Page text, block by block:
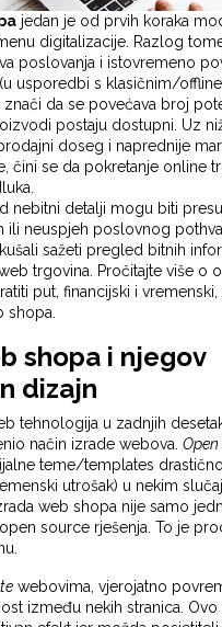
jedan je od prvih koraka
digitalizacije. Razlog
poslovanja i istovremeno
usporedbi s klasičnim/
znači da se povećava broj
postaju dostupni. Uz
doseg i naprednije
čini se da pokretanje online
nebitni detalji mogu biti
ili neuspjeh poslovnog
sažeti pregled bitnih
trgovina. Pročitajte više o
put, financijski i vremenski,
shopa.
shopa i njegov
dizajn
tehnologija u zadnjih
način izrade webova.
teme/templates
utrošak) u nekim
web shopa nije samo
source rješenja. To je
webovima, vjerojatno
između nekih stranica.